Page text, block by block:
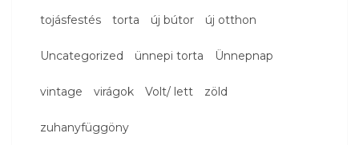
tojásfestés torta új bútor új otthon
Uncategorized ünnepi torta Ünnepnap
vintage virágok Volt/ lett zöld
zuhanyfüggöny